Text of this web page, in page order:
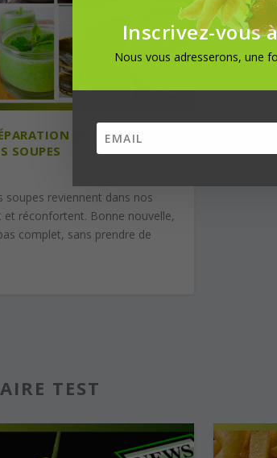
ET LA CUISSON
SOUPES
soupes reviennent dans nos
réconfortent. Bonne nouvelle,
complet, sans prendre de
TEST
Inscrivez-vous
Nous vous adresserons, une